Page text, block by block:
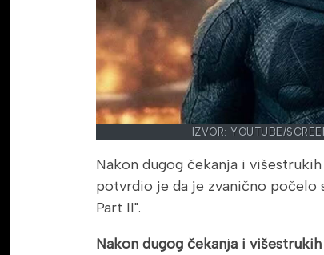
IZVOR: YOUTUBE/
Nakon dugog čekanja i
potvrdio je da je zvanično počelo
Part II".
Nakon dugog čekanja i